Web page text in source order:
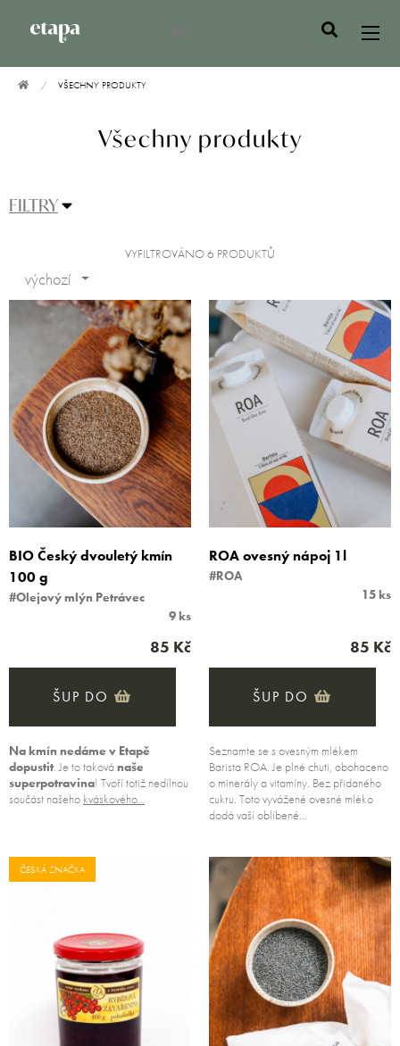
VŠECHNY PRODUKTY
Všechny produkty
FILTRY
VYFILTROVÁNO 6 PRODUKTŮ
výchozí
BIO Český dvouletý kmín
100 g
#Olejový mlýn Petrávec
9 ks
85 Kč
ŠUP DO
Na kmín nedáme v Etapě
dopustit. Je to takovánaše
superpotravina! Tvoří totiž nedílnou
součást našeho kváskového…
ROA ovesný nápoj 1l
#ROA
15 ks
85 Kč
ŠUP DO
Seznamte se s ovesným mlékem
Barista ROA. Je plné chuti, obohaceno
o minerály a vitamíny. Bez přidaného
cukru. Toto vyvážené ovesné mléko
dodá vaší oblíbené…
ČESKÁ ZNAČKA